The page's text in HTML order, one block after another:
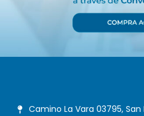
Camino La Vara 03795, San